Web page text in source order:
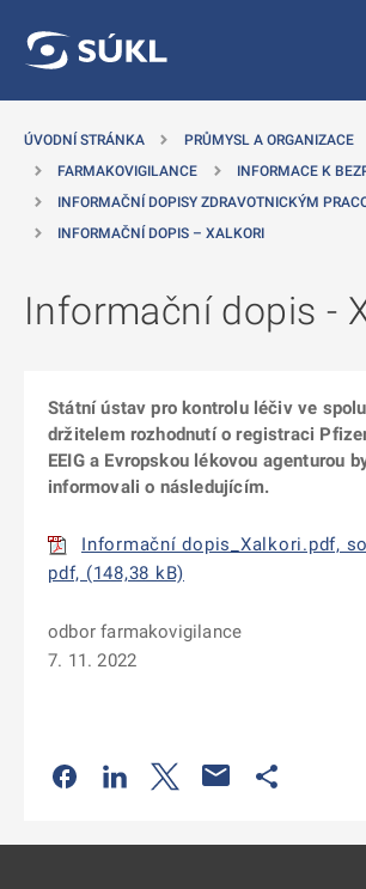
ÚVODNÍ STRÁNKA PRŮMYSL A ORGANIZACE
FARMAKOVIGILANCE
INFORMACE K
INFORMAČNÍ DOPISY ZDRAVOTNICKÝM
INFORMAČNÍ DOPIS – XALKORI
Informační dopis -
Státní ústav pro kontrolu léčiv ve
držitelem rozhodnutí o registraci
EEIG a Evropskou lékovou agenturou
informovali o následujícím.
Informační dopis_Xalkori.pdf,
pdf, (148,38 kB)
odbor farmakovigilance
7. 11. 2022
Odkaz se otevře na nové kartě
Odkaz se otevře na nové
Odkaz se otevře na